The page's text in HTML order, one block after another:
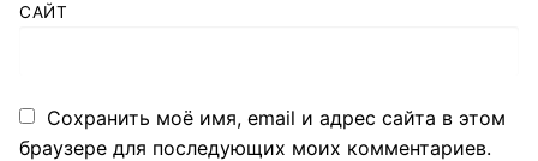
САЙТ
Сохранить моё имя, email и адрес сайта в этом
браузере для последующих моих комментариев.